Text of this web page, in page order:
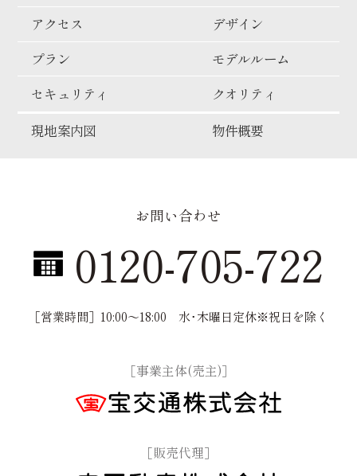
アクセス
デザイン
プラン
モデルルーム
セキュリティ
クオリティ
現地案内図
物件概要
お問い合わせ
0120-705-722
［営業時間］10:00〜18:00 水･木曜日定休※祝日を除く
［事業主体(売主)］
［販売代理］